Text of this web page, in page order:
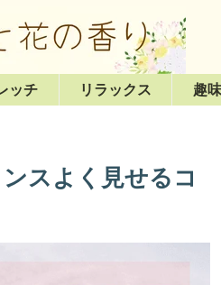
ッチ リラックス 趣味
スよく見せるコ